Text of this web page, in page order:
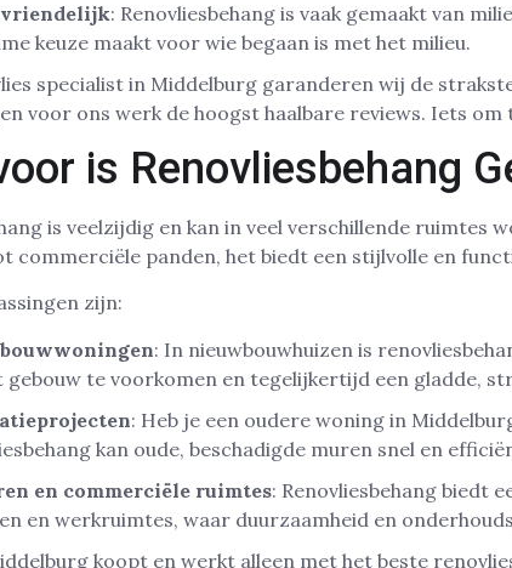
: Renovliesbehang is vaak gemaakt van
keuze maakt voor wie begaan is met het milieu.
specialist in Middelburg garanderen wij de
voor ons werk de hoogst haalbare reviews. Iets
is Renovliesbehang
is veelzijdig en kan in veel verschillende ruimtes
commerciële panden, het biedt een stijlvolle en
zijn:
: In nieuwbouwhuizen is
gebouw te voorkomen en tegelijkertijd een gladde,
: Heb je een oudere woning in
kan oude, beschadigde muren snel en
en commerciële ruimtes: Renovliesbehang biedt
en werkruimtes, waar duurzaamheid en
koopt en werkt alleen met het beste